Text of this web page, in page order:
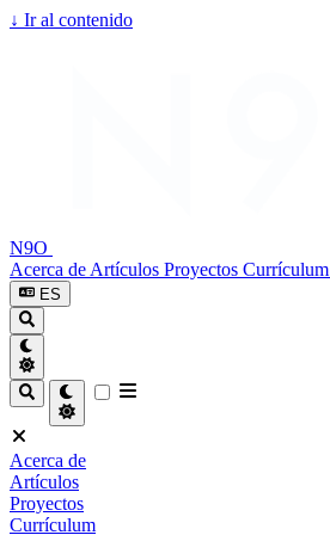
↓ Ir al contenido
N9O
Acerca de Artículos Proyectos Currículum
ES
Acerca de
Artículos
Proyectos
Currículum